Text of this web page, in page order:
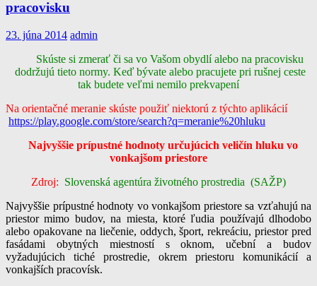
pracovisku
23. júna 2014 admin
Skúste si zmerať či sa vo Vašom obydlí alebo na pracovisku
dodržujú tieto normy. Keď bývate alebo pracujete pri rušnej ceste
tak budete veľmi nemilo prekvapení
Na orientačné meranie skúste použiť niektorú z týchto aplikácií
https://play.google.com/store/search?q=meranie%20hluku
Najvyššie prípustné hodnoty určujúcich veličín hluku vo
vonkajšom priestore
Zdroj: Slovenská agentúra životného prostredia (SAŽP)
Najvyššie prípustné hodnoty vo vonkajšom priestore sa vzťahujú na
priestor mimo budov, na miesta, ktoré ľudia používajú dlhodobo
alebo opakovane na liečenie, oddych, šport, rekreáciu, priestor pred
fasádami obytných miestností s oknom, učební a budov
vyžadujúcich tiché prostredie, okrem priestoru komunikácií a
vonkajších pracovísk.